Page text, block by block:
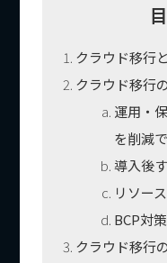
クラウド移行
クラウド移行
運用・
を削減
導入後
リソー
BCP対策
クラウド移行